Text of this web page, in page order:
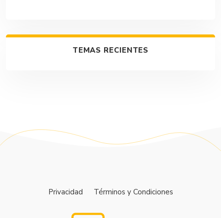
TEMAS RECIENTES
Privacidad Términos y Condiciones